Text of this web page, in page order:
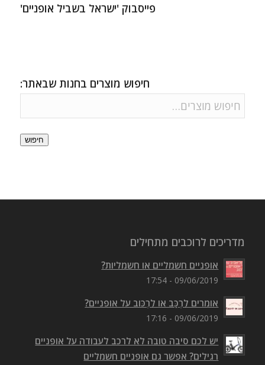
פייסבוק 'ישראל בשביל אופניים'
חיפוש מוצרים בחנות שבאתר:
חיפוש
מדריכים לרוכבים מתחילים
אופניים חשמליים או חשמליות?
09/06/2019 - 17:54
אומרים לִרְכַּב או לִרְכּוב על אופניים?
09/06/2019 - 17:16
יש לכם סיבה טובה לא לרכב לעבודה על אופניים
רגילים? אפשר גם אופניים חשמליים